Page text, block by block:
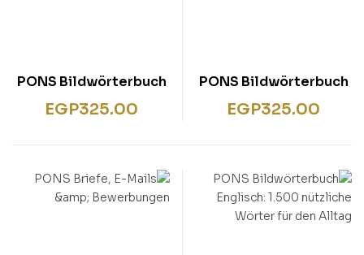
PONS Bildwörterbuch
Arabisch: 1.500
EGP325.00
PONS Bildwörterbuch
Deutsch als
EGP325.00